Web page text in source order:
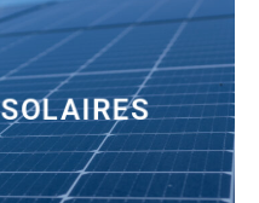
dépannage…